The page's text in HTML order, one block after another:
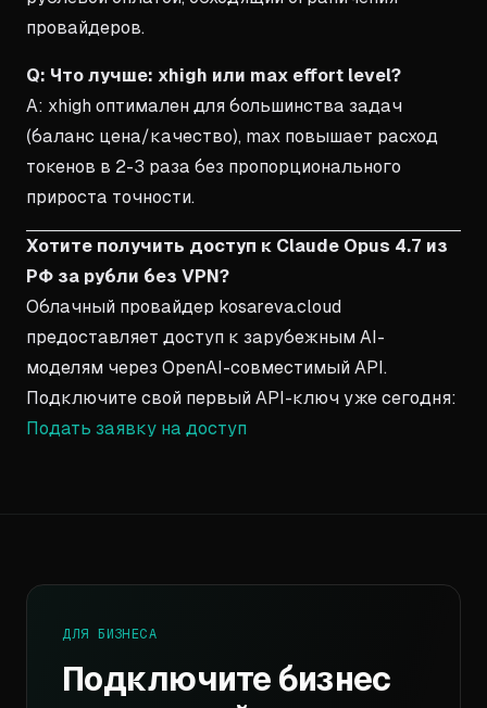
провайдеров.
Q: Что лучше: xhigh или max effort level?
A: xhigh оптимален для большинства задач
(баланс цена/качество), max повышает расход
токенов в 2-3 раза без пропорционального
прироста точности.
Хотите получить доступ к Claude Opus 4.7 из
РФ за рубли без VPN?
Облачный провайдер kosareva.cloud
предоставляет доступ к зарубежным AI-
моделям через OpenAI-совместимый API.
Подключите свой первый API-ключ уже сегодня:
Подать заявку на доступ
ДЛЯ БИЗНЕСА
Подключите бизнес